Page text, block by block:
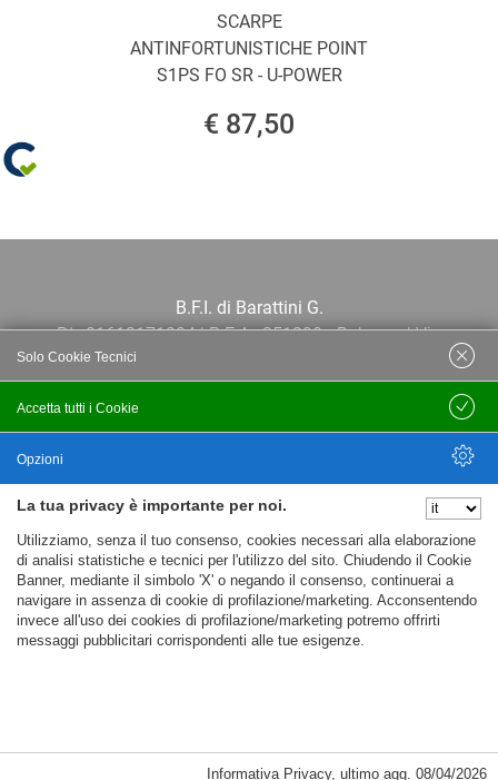
SCARPE
ANTINFORTUNISTICHE POINT
S1PS FO SR - U-POWER
€ 87,50
B.F.I. di Barattini G.
P.I.: 01613171204 | R.E.A.: 351290 - Bologna | Via
Po 13E, 40139, Bologna | Telefono: 051
444638 | Email: bfi@bfi.bo.it
Privacy policy
Cookie policy
La tua privacy è importante per noi.
Utilizziamo, senza il tuo consenso, cookies necessari alla elaborazione
di analisi statistiche e tecnici per l'utilizzo del sito. Chiudendo il Cookie
Banner, mediante il simbolo 'X' o negando il consenso, continuerai a
navigare in assenza di cookie di profilazione/marketing. Acconsentendo
invece all'uso dei cookies di profilazione/marketing potremo offrirti
messaggi pubblicitari corrispondenti alle tue esigenze.
Cookie Necessari, Tecnici di Sessione
Accetta tutti i Cookie
Solo Cookie Tecnici
Salva
Opzioni
Nascondi Opzioni
Informativa Privacy, ultimo agg. 08/04/2026